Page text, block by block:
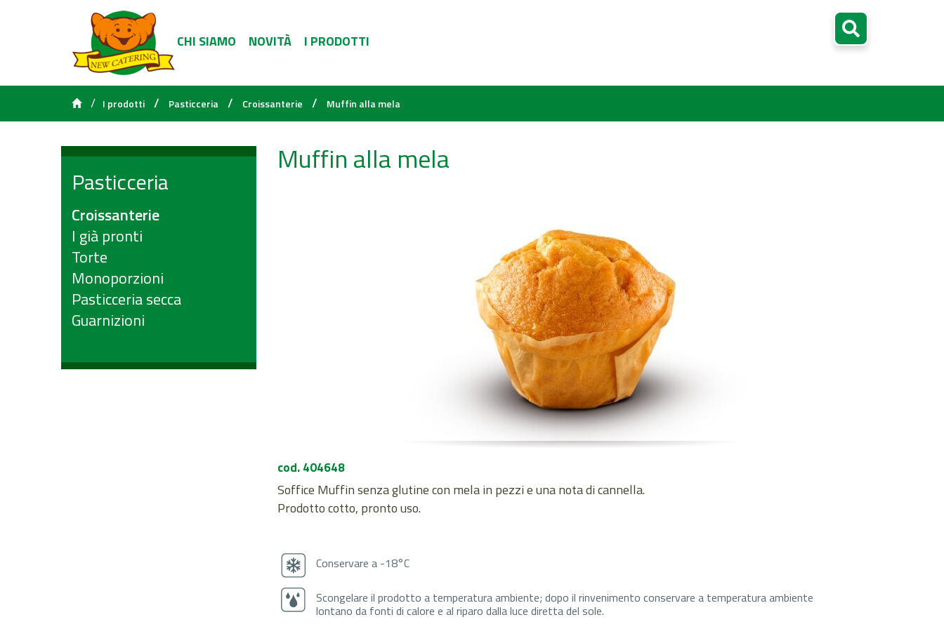
CHI SIAMO NOVITÀ I PRODOTTI
/ I prodotti / Pasticceria / Croissanterie / Muffin alla mela
Pasticceria
Croissanterie
I già pronti
Torte
Monoporzioni
Pasticceria secca
Guarnizioni
Muffin alla mela
cod. 404648
Soffice Muffin senza glutine con mela in pezzi e una nota di cannella.
Prodotto cotto, pronto uso.
Conservare a -18°C
Scongelare il prodotto a temperatura ambiente; dopo il rinvenimento conservare a temperatura ambiente
lontano da fonti di calore e al riparo dalla luce diretta del sole.